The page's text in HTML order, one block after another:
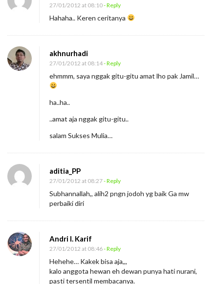
27/01/2012 at 08:10- Reply
Hahaha.. Keren ceritanya
akhnurhadi
27/01/2012 at 08:14- Reply
ehmmm, saya nggak gitu-gitu amat lho pak Jamil…
ha..ha..
..amat aja nggak gitu-gitu..
salam Sukses Mulia…
aditia_PP
27/01/2012 at 08:27- Reply
Subhannallah,, alih2 pngn jodoh yg baik Ga mw
perbaiki diri
Andri I. Karif
27/01/2012 at 08:46- Reply
Hehehe… Kakek bisa aja,,,
kalo anggota hewan eh dewan punya hati nurani,
pasti tersentil membacanya.